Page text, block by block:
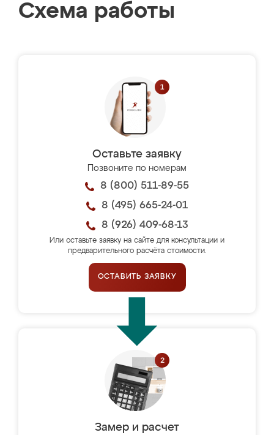
Схема работы
Оставьте заявку
Позвоните по номерам
8 (800) 511-89-55
8 (495) 665-24-01
8 (926) 409-68-13
Или оставьте заявку на сайте для консультации и
предварительного расчёта стоимости.
ОСТАВИТЬ ЗАЯВКУ
Замер и расчет